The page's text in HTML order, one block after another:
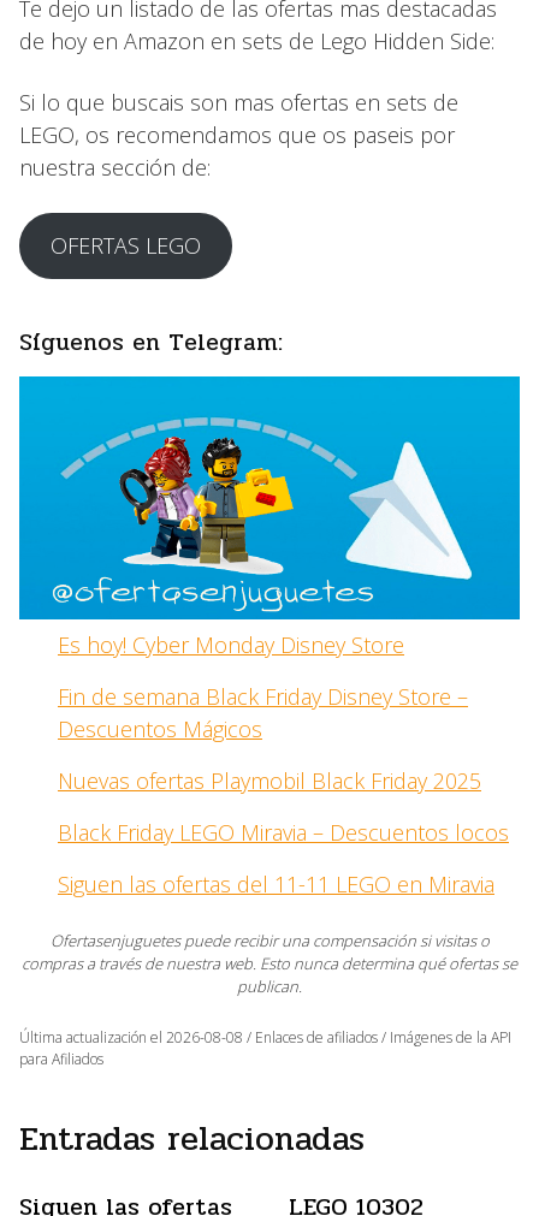
Te dejo un listado de las ofertas mas destacadas
de hoy en Amazon en sets de Lego Hidden Side:
Si lo que buscais son mas ofertas en sets de
LEGO, os recomendamos que os paseis por
nuestra sección de:
OFERTAS LEGO
Síguenos en Telegram:
Es hoy! Cyber Monday Disney Store
Fin de semana Black Friday Disney Store –
Descuentos Mágicos
Nuevas ofertas Playmobil Black Friday 2025
Black Friday LEGO Miravia – Descuentos locos
Siguen las ofertas del 11-11 LEGO en Miravia
Ofertasenjuguetes puede recibir una compensación si visitas o
compras a través de nuestra web. Esto nunca determina qué ofertas se
publican.
Última actualización el 2026-08-08 / Enlaces de afiliados / Imágenes de la API
para Afiliados
Entradas relacionadas
Siguen las ofertas LEGO 10302